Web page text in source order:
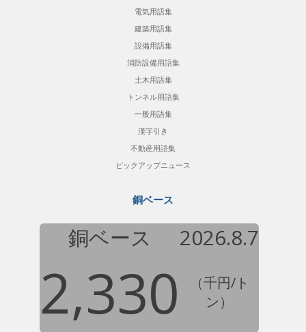
電気用語集
建築用語集
設備用語集
消防設備用語集
土木用語集
トンネル用語集
一般用語集
漢字引き
不動産用語集
ピックアップニュース
銅ベース
銅ベース 2026.8.7
2,330
（千円/ト
ン）